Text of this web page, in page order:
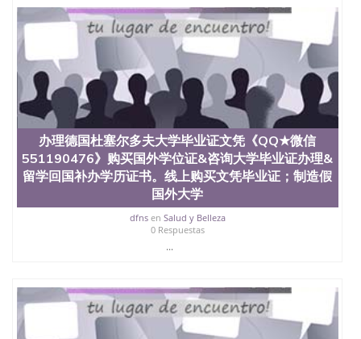
定金下单； 3、公司确认到账转制作点做电子图；
4、电子图做好发给客户确认； 5、电子图确认好转成
品部做成品； 6、成品做好拍照或者视频确认再付余
款； 7、快递给客户（国内顺丰，国外DHL）。 三、
真实网上可查的证明材料 1、教育部学历学位认证，
留服真实存档可查，存档。 2、留学回国人员证明
（使馆认证），使馆网站真实存档可查。 3、留信网
真实可查认证办理，存档可查，终身受用。 四、办理
流程农业科学院、艺术与建筑学院、商学院、交流学
院、地球及物质科学院、教育学院、工程学院、健康
与人类发展学院、信息工程与科学学院、人文学院、
护理学院、科学学院等。学校的教育学院排名在全美
前十名，工学院排名在前十五名，且继续攀升中。纽
约大学为学生们提供本科、硕士及博士学位。学校的
专业课程包括：会计学、MBA、财务、教育、建筑工
程、经济、医学、护理、文学、音乐、生物学、统计
学、美术、电子工程、天文学、农业、环境污染控
理、材料科学、机械工程、航天工程、土木工程、数
学、化学、英语、社会科学、心理学、戏剧、市场营
销、机械工程、计算机科学、物理学、人工智能、商
科、金融专业 1、客户提供相关材料，确定客户办理
办理德国杜塞尔多夫大学毕业证文凭《QQ★微信
551190476》购买国外学位证&咨询大学毕业证办理&
留学回国补办学历证书。线上购买文凭毕业证；制造假
国外大学
dfnsen Salud y Belleza
0 Respuestas
...